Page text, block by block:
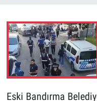
Eski Bandırma